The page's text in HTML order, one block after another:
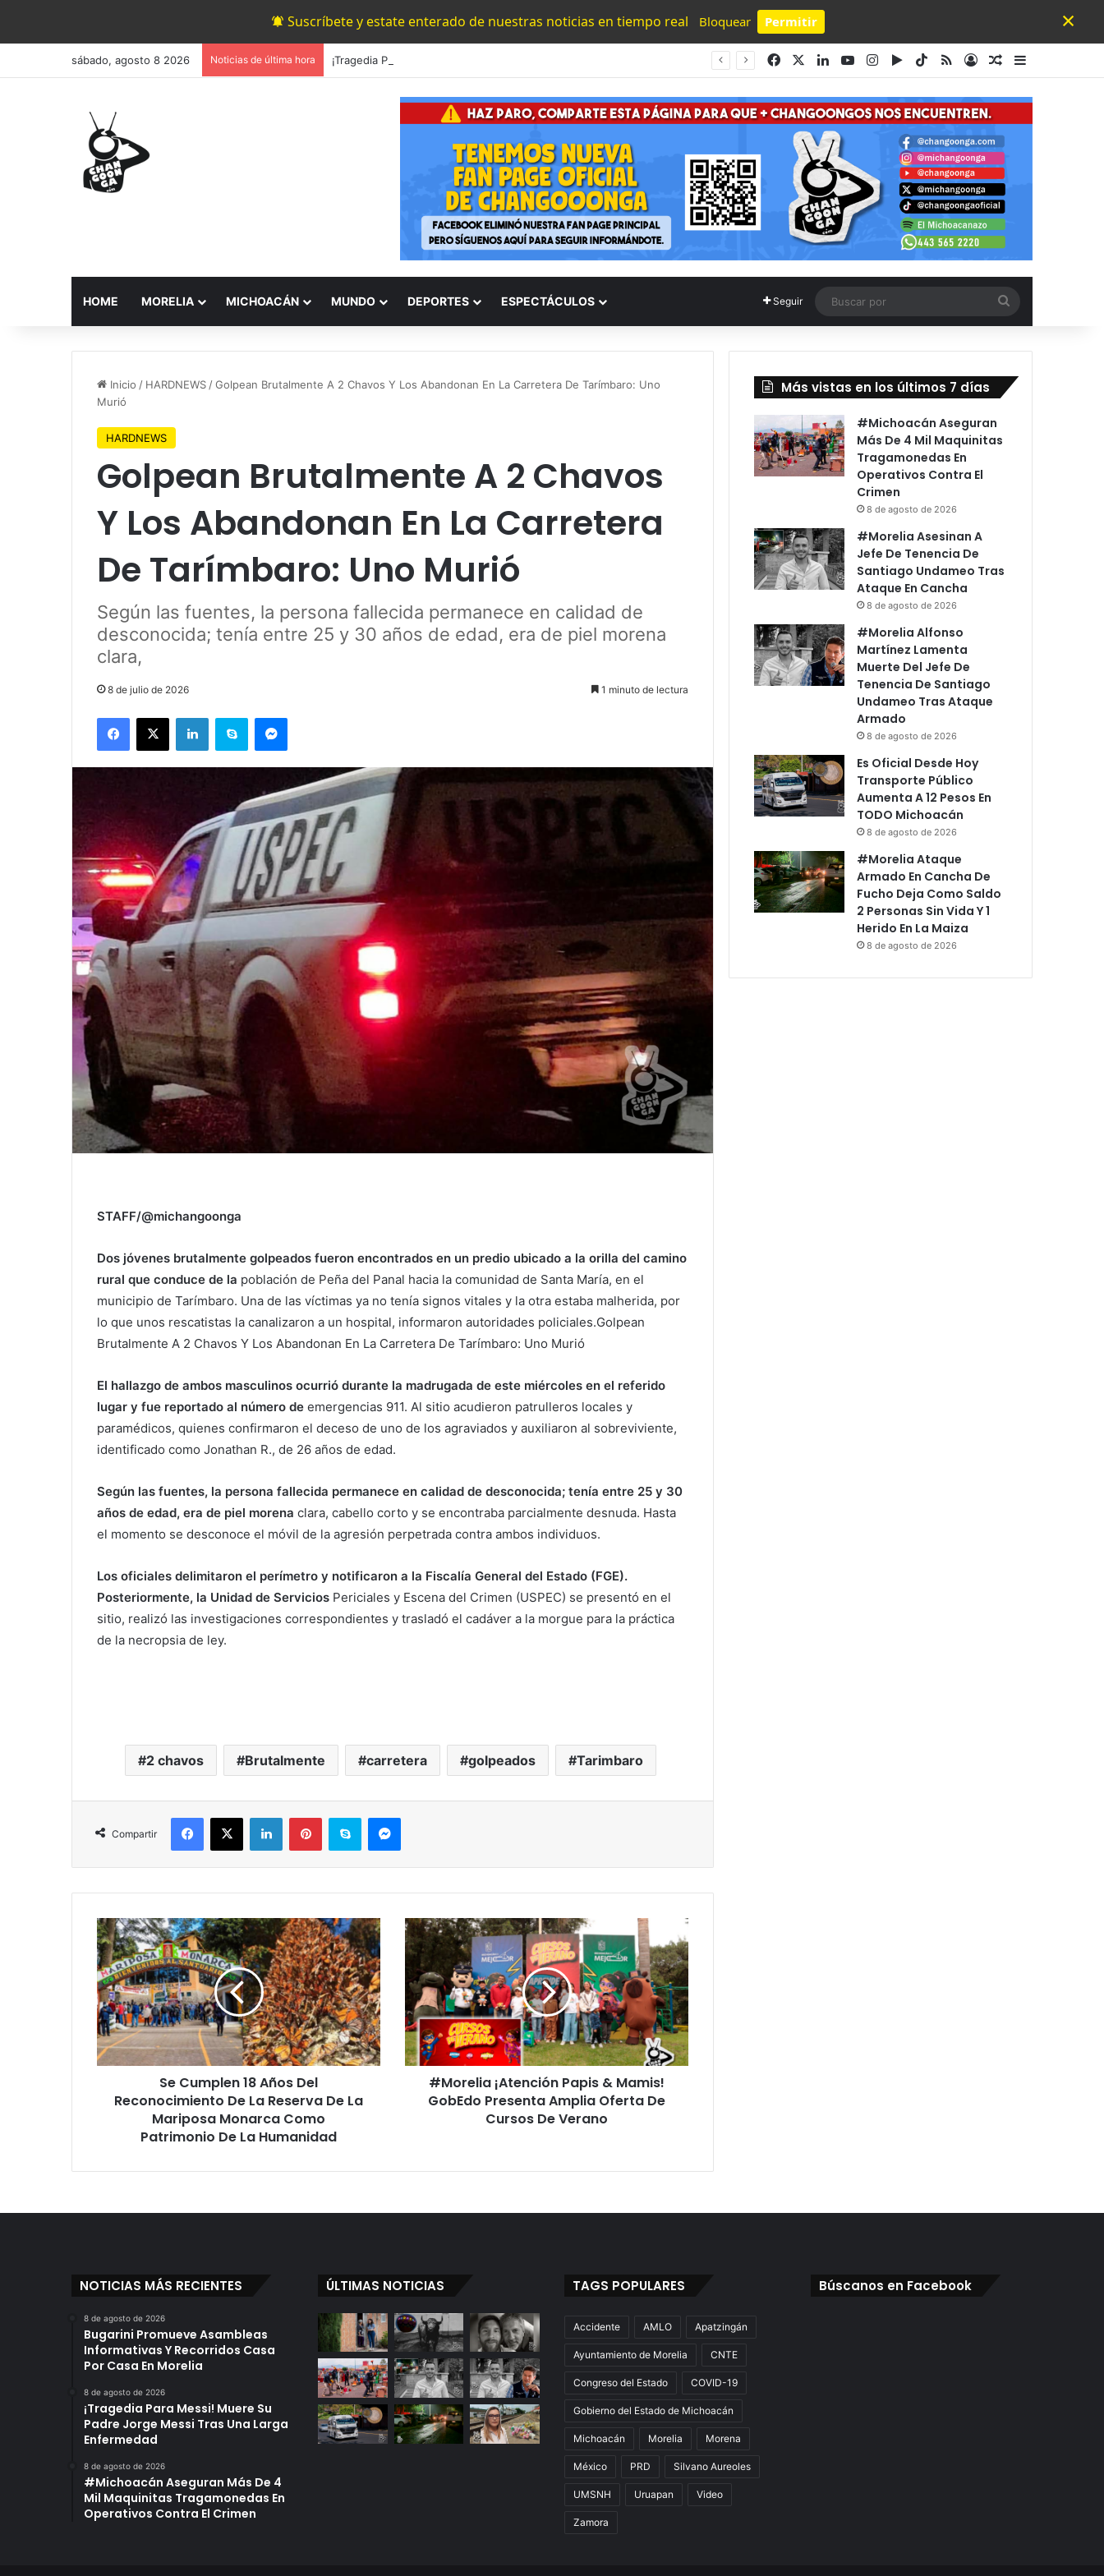
Suscríbete y estate enterado de nuestras noticias en tiempo real Bloquear Permitir
Powered by SendPulse
×
sábado, agosto 8 2026 Noticias de última hora FacebookLinkedInYouTubeInstagram
Google Play
TikTok
RSSAccesoPublicación al
Barra lateral
HOME MORELIA MICHOACÁN MUNDO DEPORTES ESPECTÁCULOS Seguir
por
Inicio / HARDNEWS /Golpean Brutalmente A 2 Chavos Y Los Abandonan En La Carretera De Tarímbaro: Uno
Murió
HARDNEWS
Golpean Brutalmente A 2 Chavos
Y Los Abandonan En La Carretera
De Tarímbaro: Uno Murió
Según las fuentes, la persona fallecida permanece en calidad de
desconocida; tenía entre 25 y 30 años de edad, era de piel morena
clara,
8 de julio de 2026 1 minuto de lectura
Facebook
X LinkedInSkype Messenger
STAFF/@michangoonga
Dos jóvenes brutalmente golpeados fueron encontrados en un predio ubicado a la orilla del camino
rural que conduce de la población de Peña del Panal hacia la comunidad de Santa María, en el
municipio de Tarímbaro. Una de las víctimas ya no tenía signos vitales y la otra estaba malherida, por
lo que unos rescatistas la canalizaron a un hospital, informaron autoridades policiales.Golpean
Brutalmente A 2 Chavos Y Los Abandonan En La Carretera De Tarímbaro: Uno Murió
El hallazgo de ambos masculinos ocurrió durante la madrugada de este miércoles en el referido
lugar y fue reportado al número de emergencias 911. Al sitio acudieron patrulleros locales y
paramédicos, quienes confirmaron el deceso de uno de los agraviados y auxiliaron al sobreviviente,
identificado como Jonathan R., de 26 años de edad.
Según las fuentes, la persona fallecida permanece en calidad de desconocida; tenía entre 25 y 30
años de edad, era de piel morena clara, cabello corto y se encontraba parcialmente desnuda. Hasta
el momento se desconoce el móvil de la agresión perpetrada contra ambos individuos.
Los oficiales delimitaron el perímetro y notificaron a la Fiscalía General del Estado (FGE).
Posteriormente, la Unidad de Servicios Periciales y Escena del Crimen (USPEC) se presentó en el
sitio, realizó las investigaciones correspondientes y trasladó el cadáver a la morgue para la práctica
de la necropsia de ley.
2 chavos Brutalmente carretera golpeados Tarimbaro
Compartir
Facebook
X LinkedInPinterestSkype Messenger
Se
Cumplen
18
Años
Del
Reconocimiento
De
La
Reserva
Se Cumplen 18 Años Del
Reconocimiento De La Reserva De La
Mariposa Monarca Como
Patrimonio De La Humanidad
#Morelia
¡Atención
Papis
&
Mamis!
GobEdo
Presenta
Amplia
Oferta
Cursos
#Morelia ¡Atención Papis & Mamis!
GobEdo Presenta Amplia Oferta De
Cursos De Verano
Más vistas en los últimos 7 días
#Michoacán Aseguran
Más De 4 Mil Maquinitas
Tragamonedas En
Operativos Contra El
Crimen
8 de agosto de 2026
#Morelia Asesinan A
Jefe De Tenencia De
Santiago Undameo Tras
Ataque En Cancha
8 de agosto de 2026
#Morelia Alfonso
Martínez Lamenta
Muerte Del Jefe De
Tenencia De Santiago
Undameo Tras Ataque
Armado
8 de agosto de 2026
Es Oficial Desde Hoy
Transporte Público
Aumenta A 12 Pesos En
TODO Michoacán
8 de agosto de 2026
#Morelia Ataque
Armado En Cancha De
Fucho Deja Como Saldo
2 Personas Sin Vida Y 1
Herido En La Maiza
8 de agosto de 2026
NOTICIAS MÁS RECIENTES
8 de agosto de 2026
Bugarini Promueve Asambleas
Informativas Y Recorridos Casa
Por Casa En Morelia
8 de agosto de 2026
¡Tragedia Para Messi! Muere Su
Padre Jorge Messi Tras Una Larga
Enfermedad
8 de agosto de 2026
#Michoacán Aseguran Más De 4
Mil Maquinitas Tragamonedas En
Operativos Contra El Crimen
ÚLTIMAS NOTICIAS TAGS POPULARES
Accidente AMLO Apatzingán
Ayuntamiento de Morelia CNTE
Congreso del Estado COVID-19
Gobierno del Estado de Michoacán
Michoacán Morelia Morena
México PRD Silvano Aureoles
UMSNH Uruapan Video
Zamora
Búscanos en Facebook